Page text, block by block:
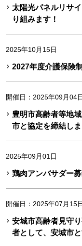
太陽光パネルリサ
り組みます！
2025年10月15日
2027年度介護保険
開催日：2025年09月04
豊明市高齢者等地
市と協定を締結し
2025年09月01日
鶏肉アンバサダー
開催日：2025年07月15
安城市高齢者見守
者として、安城市